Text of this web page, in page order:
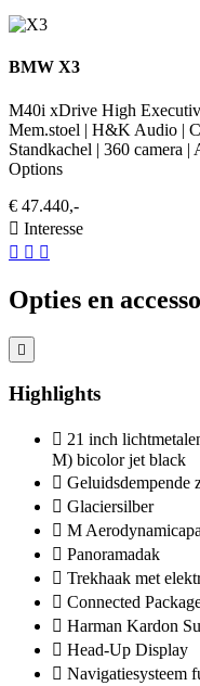
BMW X3
M40i xDrive High
Mem.stoel | H&K Audio |
Standkachel | 360 camera
Options
€ 47.440,-
Interesse
Opties en
Highlights
21 inch
M) bicolor jet black
Geluidsdempende
Glaciersilber
M
Panoramadak
Trekhaak met
Connected
Harman Kardon
Head-Up Display
Navigatiesysteem